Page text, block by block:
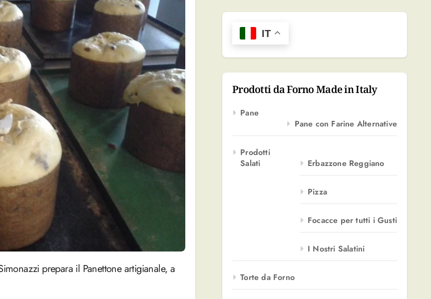
:
IT
Prodotti da Forno Made in Italy
Pane
Pane con Farine Alternative
Prodotti
Salati
Erbazzone Reggiano
Pizza
Focacce per tutti i Gusti
I Nostri Salatini
Torte da Forno